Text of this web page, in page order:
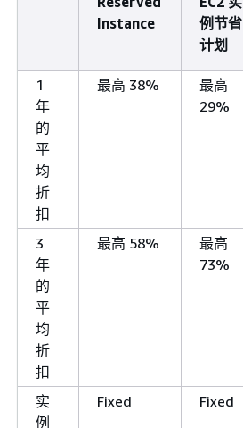
Instance
例节省
计划
1
年
的
平
均
折
扣
最高 38%
最高
29%
3
年
的
平
均
折
扣
最高 58%
最高
73%
实
例
Fixed Fixed